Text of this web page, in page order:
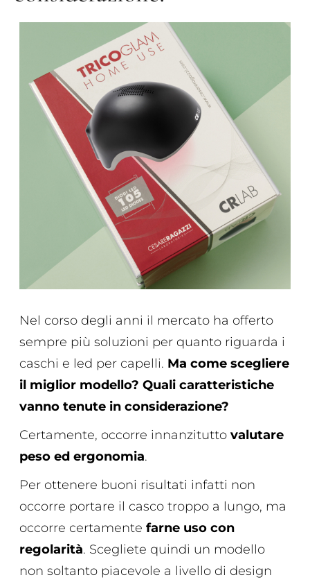
Nel corso degli anni il mercato ha offerto
sempre più soluzioni per quanto riguarda i
caschi e led per capelli. Ma come scegliere
il miglior modello? Quali caratteristiche
vanno tenute in considerazione?
Certamente, occorre innanzituttovalutare
peso ed ergonomia.
Per ottenere buoni risultati infatti non
occorre portare il casco troppo a lungo, ma
occorre certamentefarne uso con
regolarità. Scegliete quindi un modello
non soltanto piacevole a livello di design